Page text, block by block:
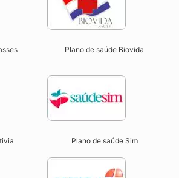
Plano de saúde Biovida
Plano de saúde Sim